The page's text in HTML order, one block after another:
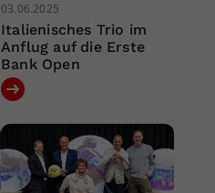
03.06.2025
Italienisches Trio im
Anflug auf die Erste
Bank Open